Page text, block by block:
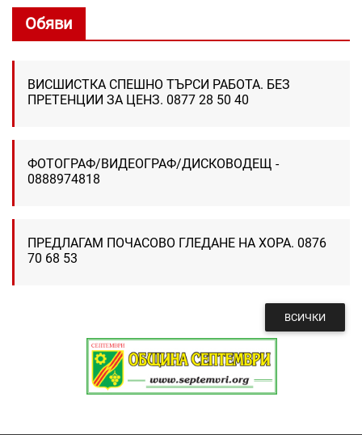
Обяви
ВИСШИСТКА СПЕШНО ТЪРСИ РАБОТА. БЕЗ
ПРЕТЕНЦИИ ЗА ЦЕНЗ. 0877 28 50 40
ФОТОГРАФ/ВИДЕОГРАФ/ДИСКОВОДЕЩ -
0888974818
ПРЕДЛАГАМ ПОЧАСОВО ГЛЕДАНЕ НА ХОРА. 0876
70 68 53
ВСИЧКИ